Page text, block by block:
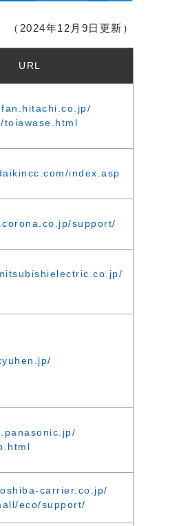
（2024年12月9日更新）
URL
toiawase.html
index.asp
support/
carrier.co.jp/
eco/support/